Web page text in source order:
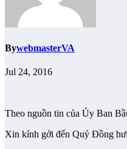
BywebmasterVA
Jul 24, 2016
Theo nguồn tin của Ủy Ban
Xin kính gởi đến Quý Đồng